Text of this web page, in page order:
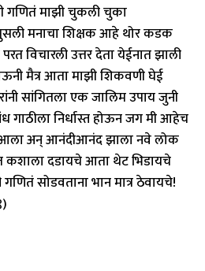
गणितं माझी चुकली चुका
मनाचा शिक्षक आहे थोर कडक
विचारली उत्तर देता येईनात झाली
मैत्र आता माझी शिकवणी घेई
सांगितला एक जालिम उपाय जुनी
गाठीला निर्धास्त होऊन जग मी आहेच
आला अन् आनंदीआनंद झाला नवे लोक
कशाला दडायचे आता थेट भिडायचे
सोडवताना भान मात्र ठेवायचे!